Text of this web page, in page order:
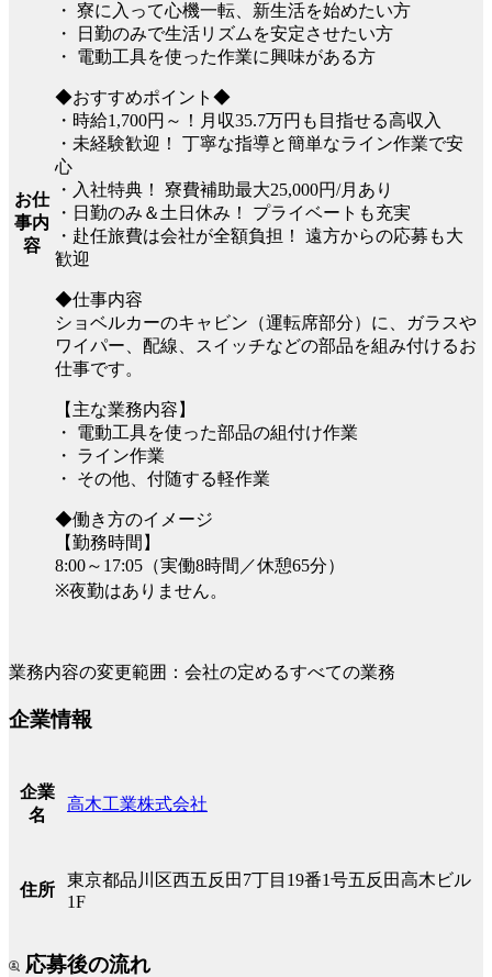
お仕
事内
容
・ 寮に入って心機一転、新生活を始めたい方
・ 日勤のみで生活リズムを安定させたい方
・ 電動工具を使った作業に興味がある方
◆おすすめポイント◆
・時給1,700円～！月収35.7万円も目指せる高収入
・未経験歓迎！ 丁寧な指導と簡単なライン作業で安
心
・入社特典！ 寮費補助最大25,000円/月あり
・日勤のみ＆土日休み！ プライベートも充実
・赴任旅費は会社が全額負担！ 遠方からの応募も大
歓迎
◆仕事内容
ショベルカーのキャビン（運転席部分）に、ガラスや
ワイパー、配線、スイッチなどの部品を組み付けるお
仕事です。
【主な業務内容】
・ 電動工具を使った部品の組付け作業
・ ライン作業
・ その他、付随する軽作業
◆働き方のイメージ
【勤務時間】
8:00～17:05（実働8時間／休憩65分）
※夜勤はありません。
業務内容の変更範囲：会社の定めるすべての業務
企業情報
企業
名
高木工業株式会社
住所
東京都品川区西五反田7丁目19番1号五反田高木ビル
1F
応募後の流れ